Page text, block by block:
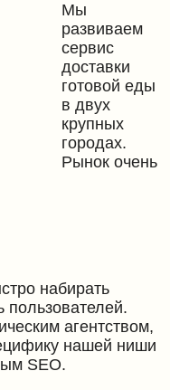
Мы
развиваем
сервис
доставки
готовой еды
в двух
крупных
городах.
Рынок очень
набирать
пользователей.
агентством,
нашей ниши
SEO.